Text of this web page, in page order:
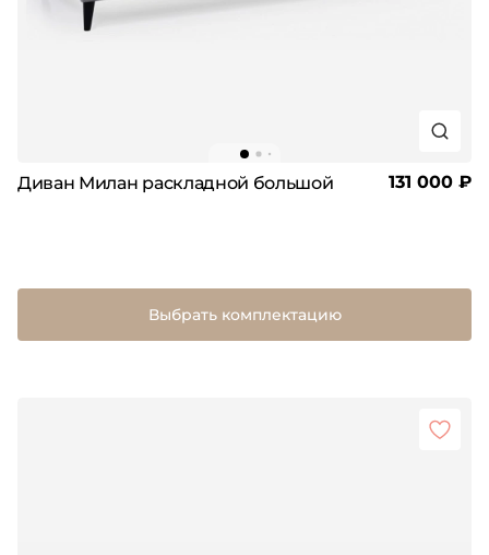
Диван Милан раскладной большой 131 000 ₽
Выбрать комплектацию